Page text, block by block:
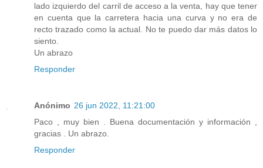
lado izquierdo del carril de acceso a la venta, hay que tener
en cuenta que la carretera hacia una curva y no era de
recto trazado como la actual. No te puedo dar más datos lo
siento.
Un abrazo
Responder
Anónimo 26 jun 2022, 11:21:00
Paco , muy bien . Buena documentación y información ,
gracias . Un abrazo.
Responder